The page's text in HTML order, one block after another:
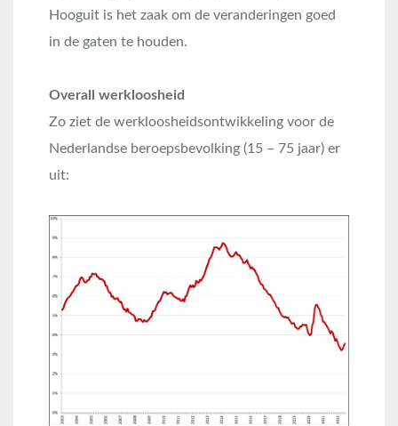
Hooguit is het zaak om de veranderingen goed
in de gaten te houden.
Overall werkloosheid
Zo ziet de werkloosheidsontwikkeling voor de
Nederlandse beroepsbevolking (15 – 75 jaar) er
uit: